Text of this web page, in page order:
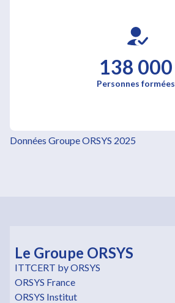
138 000
Personnes formées
Données Groupe ORSYS 2025
Le Groupe ORSYS
ITTCERT by ORSYS
ORSYS France
ORSYS Institut